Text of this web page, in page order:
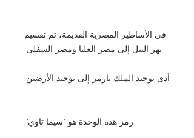
في الأساطير المصرية القديمة، تم تقسيم
نهر النيل إلى مصر العليا ومصر السفلى.
أدى توحيد الملك نارمر إلى توحيد الأرضين.
رمز هذه الوحدة هو "سيما تاوي".